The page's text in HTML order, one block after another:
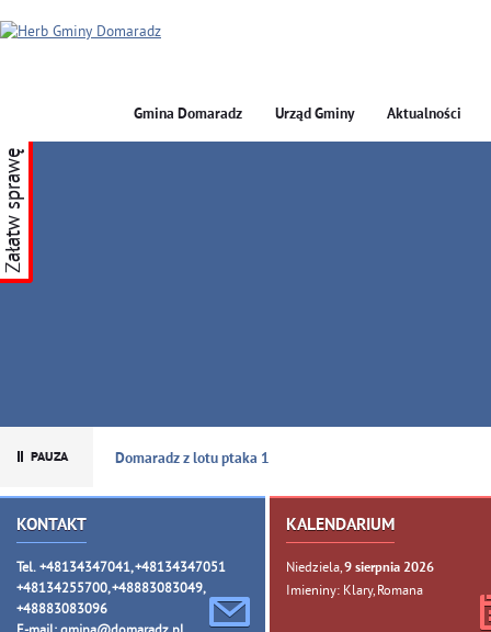
GMINA DOMARADZ
Gmina Domaradz Urząd Gminy Aktualności
Domaradz z lotu ptaka 1
KONTAKT
Tel. +48134347041, +48134347051
+48134255700, +48883083049,
+48883083096
KALENDARIUM
Niedziela, 9sierpnia 2026
Imieniny: Klary, Romana
Załatw sprawę